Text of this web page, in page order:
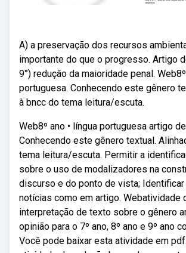
A) a preservação dos recursos
importante do que o progresso. Artigo
9°) redução da maioridade penal.
portuguesa. Conhecendo este gênero
à bncc do tema leitura/escuta.
Web8º ano • língua portuguesa artigo
Conhecendo este gênero textual.
tema leitura/escuta. Permitir a
sobre o uso de modalizadores na
discurso e do ponto de vista;
notícias como em artigo. Webatividade
interpretação de texto sobre o gênero
opinião para o 7º ano, 8º ano e 9º ano
Você pode baixar esta atividade em